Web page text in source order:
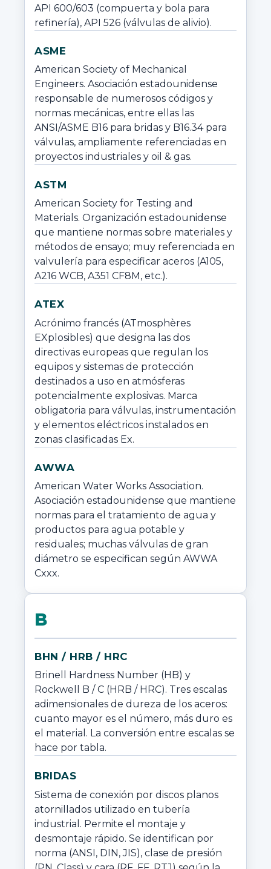
API 600/603 (compuerta y bola para
refinería), API 526 (válvulas de alivio).
ASME
American Society of Mechanical
Engineers. Asociación estadounidense
responsable de numerosos códigos y
normas mecánicas, entre ellas las
ANSI/ASME B16 para bridas y B16.34 para
válvulas, ampliamente referenciadas en
proyectos industriales y oil & gas.
ASTM
American Society for Testing and
Materials. Organización estadounidense
que mantiene normas sobre materiales y
métodos de ensayo; muy referenciada en
valvulería para especificar aceros (A105,
A216 WCB, A351 CF8M, etc.).
ATEX
Acrónimo francés (ATmosphères
EXplosibles) que designa las dos
directivas europeas que regulan los
equipos y sistemas de protección
destinados a uso en atmósferas
potencialmente explosivas. Marca
obligatoria para válvulas, instrumentación
y elementos eléctricos instalados en
zonas clasificadas Ex.
AWWA
American Water Works Association.
Asociación estadounidense que mantiene
normas para el tratamiento de agua y
productos para agua potable y
residuales; muchas válvulas de gran
diámetro se especifican según AWWA
Cxxx.
B
BHN / HRB / HRC
Brinell Hardness Number (HB) y
Rockwell B / C (HRB / HRC). Tres escalas
adimensionales de dureza de los aceros:
cuanto mayor es el número, más duro es
el material. La conversión entre escalas se
hace por tabla.
BRIDAS
Sistema de conexión por discos planos
atornillados utilizado en tubería
industrial. Permite el montaje y
desmontaje rápido. Se identifican por
norma (ANSI, DIN, JIS), clase de presión